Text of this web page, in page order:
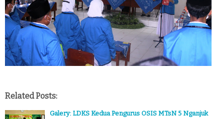
Related Posts:
Galery: LDKS Kedua Pengurus OSIS MTsN 5 Nganjuk